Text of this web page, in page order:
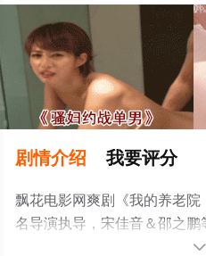
剧情介绍 我要评分
飘花电影网爽剧《我的养老
名导演执导，宋佳音＆邵之
电视剧，大结局剧情已揭晓 